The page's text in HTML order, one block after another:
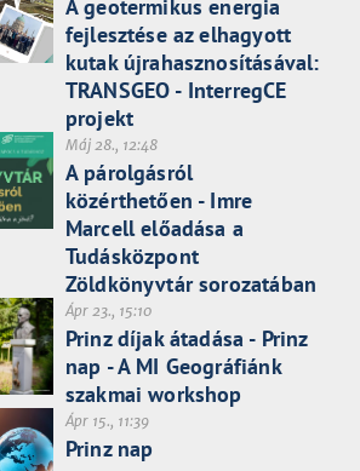
A geotermikus energia
fejlesztése az elhagyott
kutak újrahasznosításával:
TRANSGEO - InterregCE
projekt
Máj 28., 12:48
A párolgásról
közérthetően - Imre
Marcell előadása a
Tudásközpont
Zöldkönyvtár sorozatában
Ápr 23., 15:10
Prinz díjak átadása - Prinz
nap - A MI Geográfiánk
szakmai workshop
Ápr 15., 11:39
Prinz nap